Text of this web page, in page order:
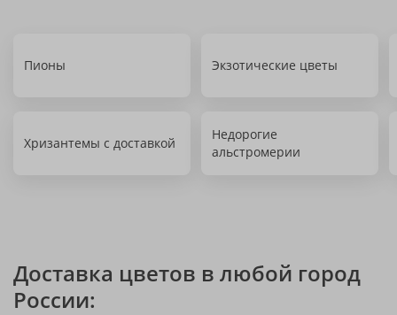
Пионы Экзотические цветы
Хризантемы с доставкой
Недорогие
альстромерии
Доставка цветов в любой город
России: